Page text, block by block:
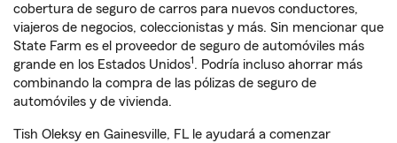
cobertura de seguro de carros para nuevos conductores,
viajeros de negocios, coleccionistas y más. Sin mencionar que
State Farm es el proveedor de seguro de automóviles más
grande en los Estados Unidos1 . Podría incluso ahorrar más
combinando la compra de las pólizas de seguro de
automóviles y de vivienda.
Tish Oleksy en Gainesville, FL le ayudará a comenzar